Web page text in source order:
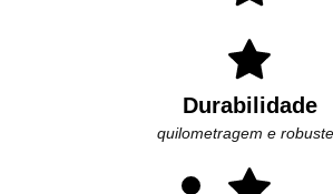
Durabilidade
quilometragem e